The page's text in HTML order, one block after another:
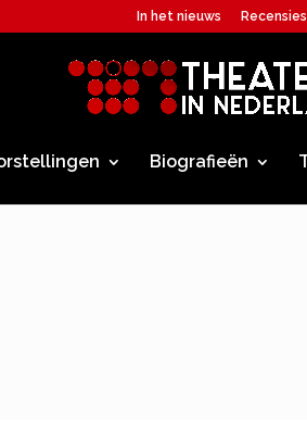
In het nieuws Recensies
Biografieën